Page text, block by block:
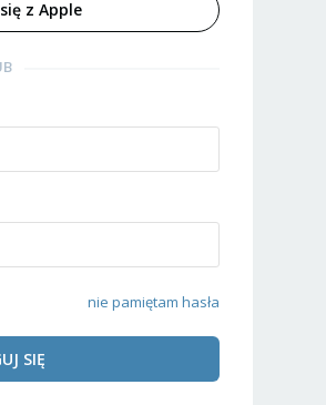
z Apple
nie pamiętam hasła
SIĘ